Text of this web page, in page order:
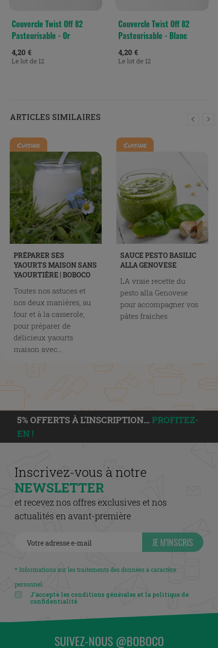
Couvercle Twist Off 82
Pasteurisable - Or
4,20 €
Le lot de 12
Couvercle Twist Off 82
Pasteurisable - Blanc
4,20 €
Le lot de 12
ARTICLES SIMILAIRES
PRÉPARER SES
YAOURTS MAISON SANS
YAOURTIÈRE | BOBOCO
Cuisine
Toutes nos astuces et
nos deux manières, au
four et à la casserole,
pour préparer de
délicieux yaourts
maison avec...
SAUCE PESTO BASILIC
ALLA GENOVESE
Cuisine
LA vraie recette du
pesto alla Genovese
pour accompagner vos
pâtes fraiches
5% OFFERTS À L’INSCRIPTION… PROFITEZ-
EN !
Inscrivez-vous à notre
NEWSLETTER
et recevez nos offres exclusives et nos
actualités en avant-première
JE M'INSCRIS
* Informations sur les traitements des données à caractère
personnel
J'accepte les conditions générales et la politique de
confidentialité
SUIVEZ-NOUS @BOBOCO